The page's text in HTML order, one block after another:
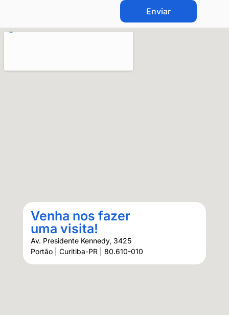
Venha nos fazer
uma visita!
Av. Presidente Kennedy, 3425
Portão | Curitiba-PR | 80.610-010